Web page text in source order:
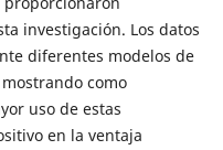
investigación. Los datos
diferentes modelos de
como
uso de estas
en la ventaja